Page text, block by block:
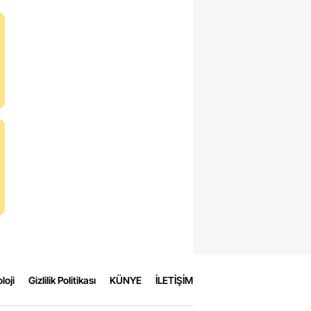
Gizlilik Politikası KÜNYE İLETİŞİM